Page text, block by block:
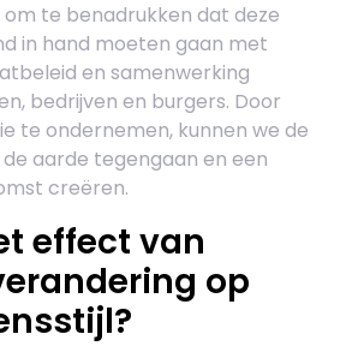
om te benadrukken dat deze
in hand moeten gaan met
en samenwerking
bedrijven en burgers. Door
te ondernemen, kunnen we de
aarde tegengaan en een
creëren.
effect van
op